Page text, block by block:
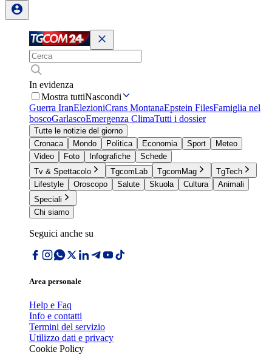
In evidenza
Mostra tuttiNascondi
Guerra IranElezioniCrans MontanaEpstein FilesFamiglia nel
boscoGarlascoEmergenza ClimaTutti i dossier
Tutte le notizie del giorno
Cronaca
Mondo Politica Economia Sport
Meteo
Video
Foto Infografiche
Schede
Tv & Spettacolo
TgcomLab TgcomMag
TgTech
Lifestyle
Oroscopo Salute Skuola Cultura
Animali
Speciali
Chi siamo
Seguici anche su
Area personale
Help e Faq
Info e contatti
Termini del servizio
Utilizzo dati e privacy
Cookie Policy